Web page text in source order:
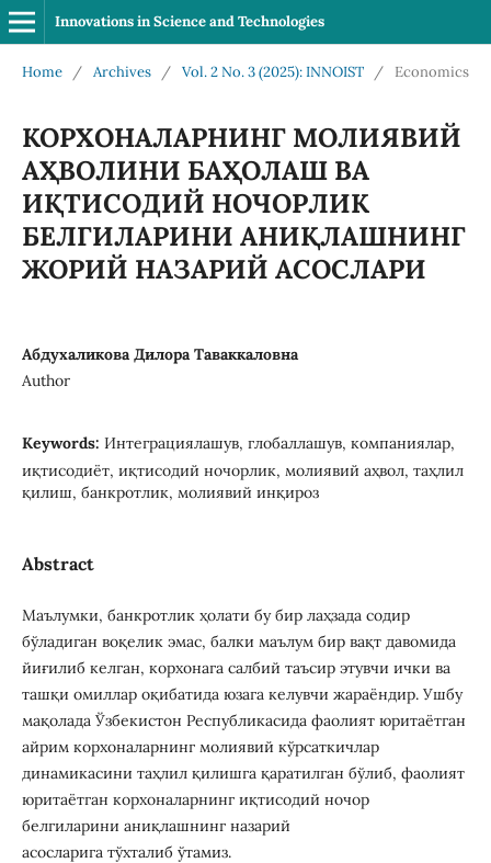
Innovations in Science and Technologies
Home / Archives / Vol. 2 No. 3 (2025): INNOIST / Economics
КОРХОНАЛАРНИНГ МОЛИЯВИЙ
АҲВОЛИНИ БАҲОЛАШ ВА
ИҚТИСОДИЙ НОЧОРЛИК
БЕЛГИЛАРИНИ АНИҚЛАШНИНГ
ЖОРИЙ НАЗАРИЙ АСОСЛАРИ
Абдухаликова Дилора Таваккаловна
Author
Keywords: Интеграциялашув, глобаллашув, компаниялар,
иқтисодиёт, иқтисодий ночорлик, молиявий аҳвол, таҳлил
қилиш, банкротлик, молиявий инқироз
Abstract
Маълумки, банкротлик ҳолати бу бир лаҳзада содир
бўладиган воқелик эмас, балки маълум бир вақт давомида
йиғилиб келган, корхонага салбий таъсир этувчи ички ва
ташқи омиллар оқибатида юзага келувчи жараёндир. Ушбу
мақолада Ўзбекистон Республикасида фаолият юритаётган
айрим корхоналарнинг молиявий кўрсаткичлар
динамикасини таҳлил қилишга қаратилган бўлиб, фаолият
юритаётган корхоналарнинг иқтисодий ночор
белгиларини аниқлашнинг назарий
асосларига тўхталиб ўтамиз.